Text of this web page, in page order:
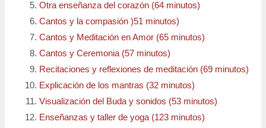
Otra enseñanza del corazón (64 minutos)
Cantos y la compasión )51 minutos)
Cantos y Meditación en Amor (65 minutos)
Cantos y Ceremonia (57 minutos)
Recitaciones y reflexiones de meditación (69 minutos)
Explicación de los mantras (32 minutos)
Visualización del Buda y sonidos (53 minutos)
Enseñanzas y taller de yoga (123 minutos)